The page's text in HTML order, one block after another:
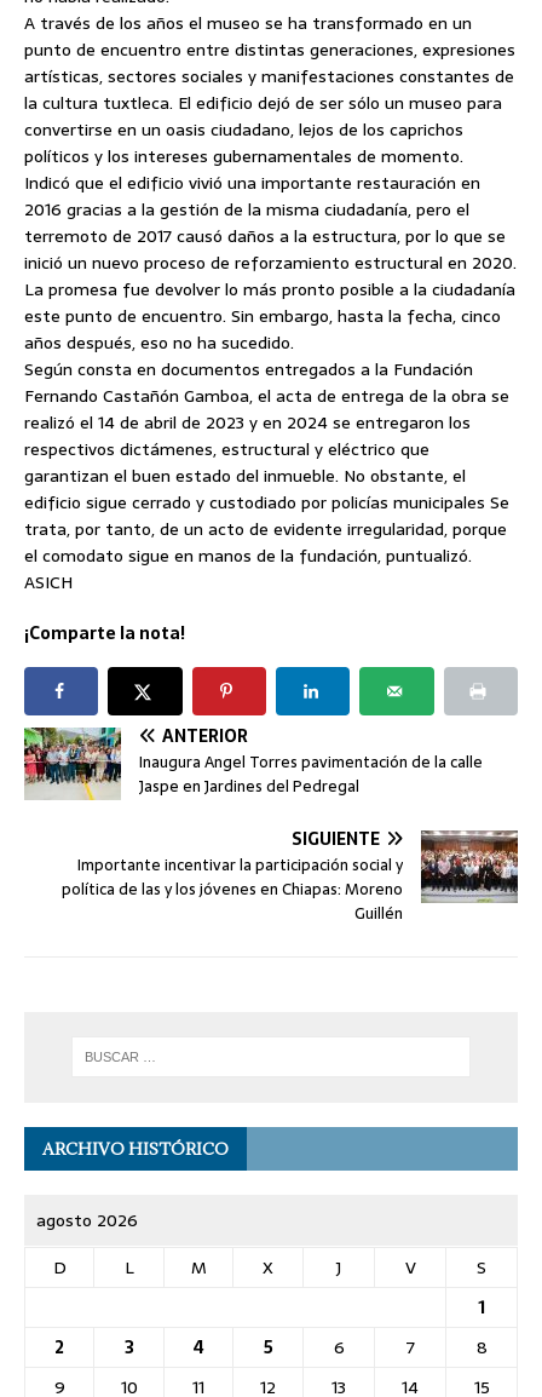
A través de los años el museo se ha transformado en un
punto de encuentro entre distintas generaciones, expresiones
artísticas, sectores sociales y manifestaciones constantes de
la cultura tuxtleca. El edificio dejó de ser sólo un museo para
convertirse en un oasis ciudadano, lejos de los caprichos
políticos y los intereses gubernamentales de momento.
Indicó que el edificio vivió una importante restauración en
2016 gracias a la gestión de la misma ciudadanía, pero el
terremoto de 2017 causó daños a la estructura, por lo que se
inició un nuevo proceso de reforzamiento estructural en 2020.
La promesa fue devolver lo más pronto posible a la ciudadanía
este punto de encuentro. Sin embargo, hasta la fecha, cinco
años después, eso no ha sucedido.
Según consta en documentos entregados a la Fundación
Fernando Castañón Gamboa, el acta de entrega de la obra se
realizó el 14 de abril de 2023 y en 2024 se entregaron los
respectivos dictámenes, estructural y eléctrico que
garantizan el buen estado del inmueble. No obstante, el
edificio sigue cerrado y custodiado por policías municipales Se
trata, por tanto, de un acto de evidente irregularidad, porque
el comodato sigue en manos de la fundación, puntualizó.
ASICH
¡Comparte la nota!
ANTERIOR
Inaugura Angel Torres pavimentación de la calle
Jaspe en Jardines del Pedregal
SIGUIENTE
Importante incentivar la participación social y
política de las y los jóvenes en Chiapas: Moreno
Guillén
ARCHIVO HISTÓRICO
agosto 2026
D
L M X J V
S
1
2
3 4 5 6 7
8
9
10 11 12 13 14
15